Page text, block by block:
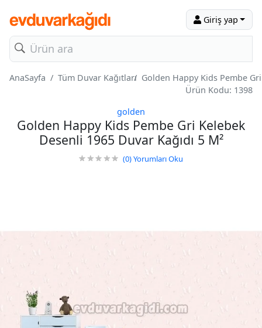
Giriş yap
AnaSayfa Tüm Duvar Kağıtları Golden Happy Kids Pembe
Ürün Kodu: 1398
golden
Golden Happy Kids Pembe Gri Kelebek
Desenli 1965 Duvar Kağıdı 5 M²
(0)Yorumları Oku